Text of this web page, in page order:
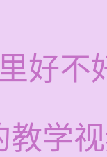
好不
教学